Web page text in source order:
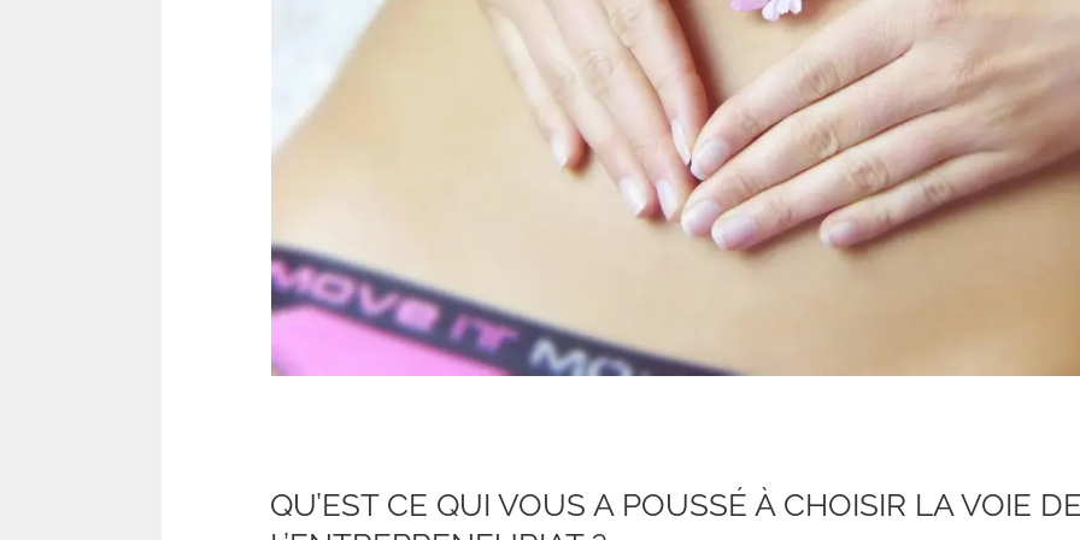
QU’EST CE QUI VOUS A POUSSÉ À CHOISIR LA VOIE